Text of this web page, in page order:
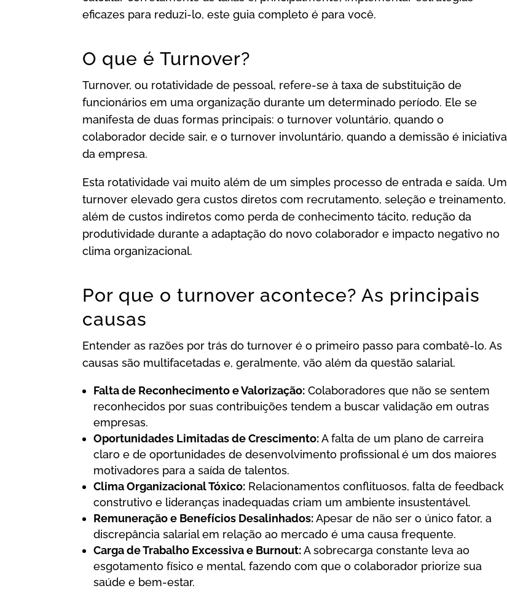
eficazes para reduzi-lo, este guia completo é para você.
O que é Turnover?
Turnover, ou rotatividade de pessoal, refere-se à taxa de substituição de
funcionários em uma organização durante um determinado período. Ele se
manifesta de duas formas principais: o turnover voluntário, quando o
colaborador decide sair, e o turnover involuntário, quando a demissão é iniciativa
da empresa.
Esta rotatividade vai muito além de um simples processo de entrada e saída. Um
turnover elevado gera custos diretos com recrutamento, seleção e treinamento,
além de custos indiretos como perda de conhecimento tácito, redução da
produtividade durante a adaptação do novo colaborador e impacto negativo no
clima organizacional.
Por que o turnover acontece? As principais
causas
Entender as razões por trás do turnover é o primeiro passo para combatê-lo. As
causas são multifacetadas e, geralmente, vão além da questão salarial.
Falta de Reconhecimento e Valorização: Colaboradores que não se sentem
reconhecidos por suas contribuições tendem a buscar validação em outras
empresas.
Oportunidades Limitadas de Crescimento:A falta de um plano de carreira
claro e de oportunidades de desenvolvimento profissional é um dos maiores
motivadores para a saída de talentos.
Clima Organizacional Tóxico: Relacionamentos conflituosos, falta de feedback
construtivo e lideranças inadequadas criam um ambiente insustentável.
Remuneração e Benefícios Desalinhados:Apesar de não ser o único fator, a
discrepância salarial em relação ao mercado é uma causa frequente.
Carga de Trabalho Excessiva e Burnout:A sobrecarga constante leva ao
esgotamento físico e mental, fazendo com que o colaborador priorize sua
saúde e bem-estar.